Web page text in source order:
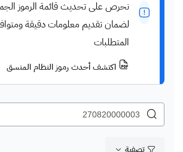
نحرص على تحديث قائمة الرموز
لضمان تقديم معلومات دقيقة
المتطلبات
اكتشف أحدث رموز النظام المنسق
تصفية